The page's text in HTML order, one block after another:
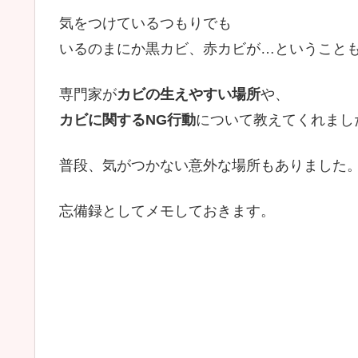
気をつけているつもりでも
いるのまにか黒カビ、赤カビが…ということも
専門家がカビの生えやすい場所や、
カビに関するNG行動について教えてくれまし
普段、気がつかない意外な場所もありました。
忘備録としてメモしておきます。